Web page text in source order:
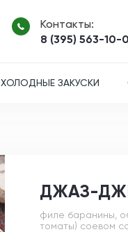
Контакты:
8 (395) 563-10-
ХОЛОДНЫЕ ЗАКУСКИ
ДЖАЗ-
филе баранины,
томаты) соевом